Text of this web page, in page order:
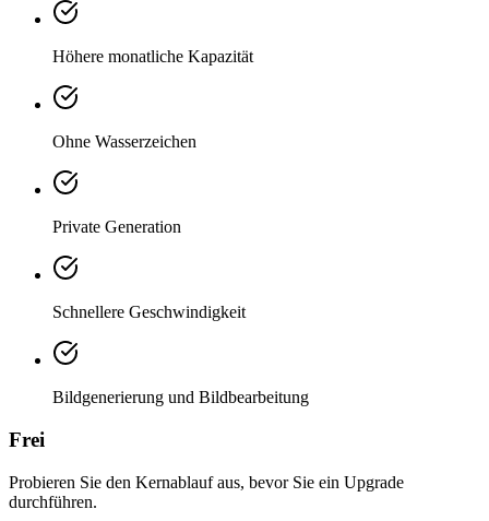
Höhere monatliche Kapazität
Ohne Wasserzeichen
Private Generation
Schnellere Geschwindigkeit
Bildgenerierung und Bildbearbeitung
Frei
Probieren Sie den Kernablauf aus, bevor Sie ein Upgrade
durchführen.